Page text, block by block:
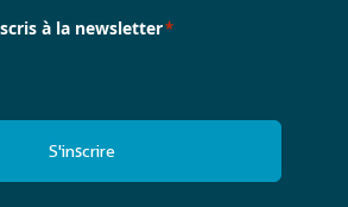
à la newsletter*